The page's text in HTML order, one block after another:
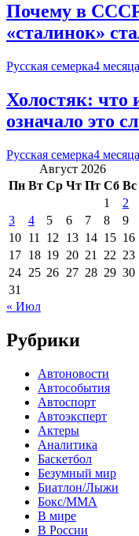
Почему в
«сталинок»
Русская семерка4
Холостяк: что
означало это
Русская семерка4
Август 2026
Пн Вт Ср Чт Пт Сб Вс
1
2
3
4 5 6 7 8
9
10 11 12 13 14 15 16
17 18 19 20 21 22 23
24 25 26 27 28 29 30
31
« Июл
Рубрики
Автоновости
Автособытия
Автоспорт
Автоэксперт
Актеры
Аналитика
Баскетбол
Безумный мир
Биатлон/Лыжи
Бокс/MMA
В мире
В России